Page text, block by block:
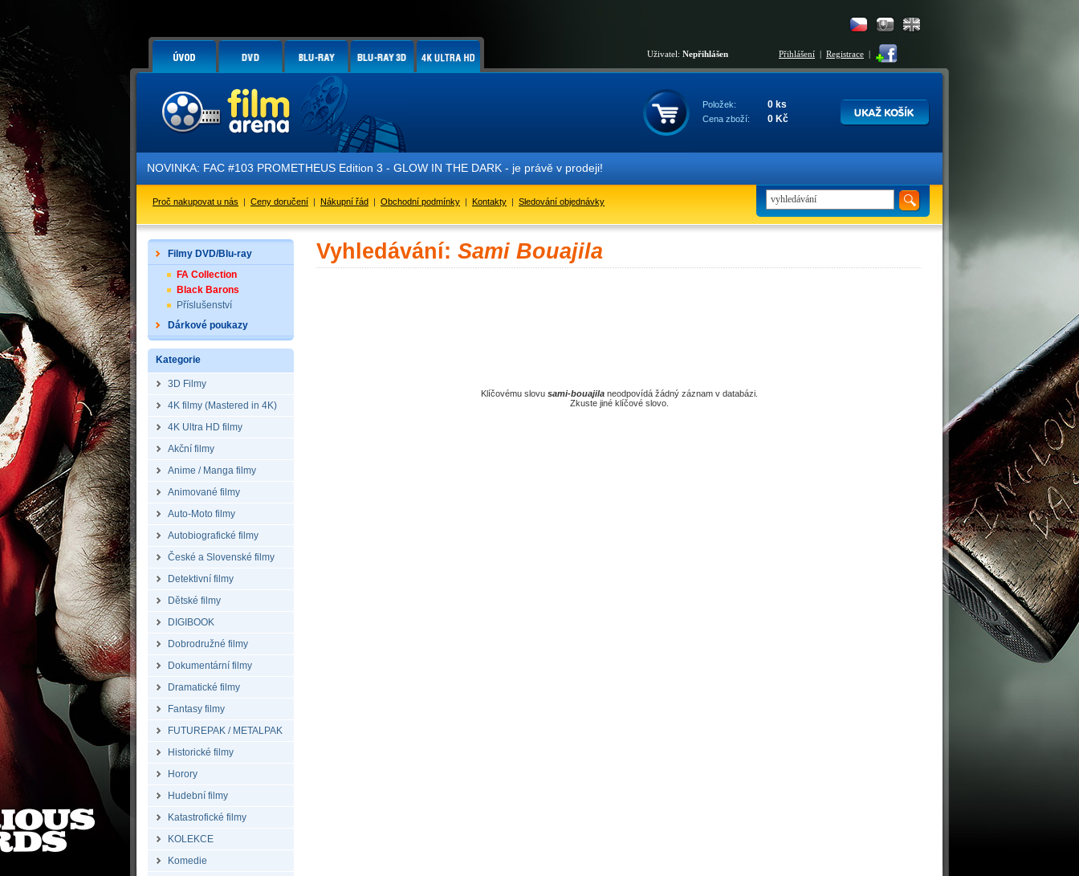
Uživatel: Nepřihlášen Přihlášení | Registrace |
Položek: 0 ks
Cena zboží: 0 Kč
NOVINKA: FAC #103 PROMETHEUS Edition 3 - GLOW IN THE DARK - je právě v prodeji!
Proč nakupovat u nás | Ceny doručení | Nákupní řád | Obchodní podmínky | Kontakty | Sledování objednávky
Filmy DVD/Blu-ray
FA Collection
Black Barons
Příslušenství
Dárkové poukazy
Kategorie
3D Filmy
4K filmy (Mastered in 4K)
4K Ultra HD filmy
Akční filmy
Anime / Manga filmy
Animované filmy
Auto-Moto filmy
Autobiografické filmy
České a Slovenské filmy
Detektivní filmy
Dětské filmy
DIGIBOOK
Dobrodružné filmy
Dokumentární filmy
Dramatické filmy
Fantasy filmy
FUTUREPAK / METALPAK
Historické filmy
Horory
Hudební filmy
Katastrofické filmy
KOLEKCE
Komedie
Vyhledávání: Sami Bouajila
Klíčovému slovu sami-bouajilaneodpovídá žádný záznam v databázi.
Zkuste jiné klíčové slovo.